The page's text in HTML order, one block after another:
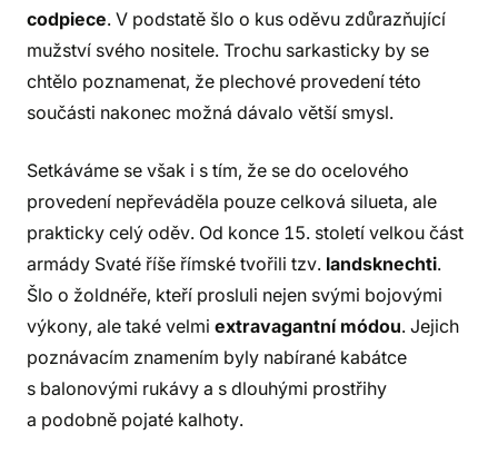
codpiece. V podstatě šlo o kus oděvu zdůrazňující
mužství svého nositele. Trochu sarkasticky by se
chtělo poznamenat, že plechové provedení této
součásti nakonec možná dávalo větší smysl.
Setkáváme se však i s tím, že se do ocelového
provedení nepřeváděla pouze celková silueta, ale
prakticky celý oděv. Od konce 15. století velkou část
armády Svaté říše římské tvořili tzv. landsknechti.
Šlo o žoldnéře, kteří prosluli nejen svými bojovými
výkony, ale také velmi extravagantní módou. Jejich
poznávacím znamením byly nabírané kabátce
s balonovými rukávy a s dlouhými prostřihy
a podobně pojaté kalhoty.